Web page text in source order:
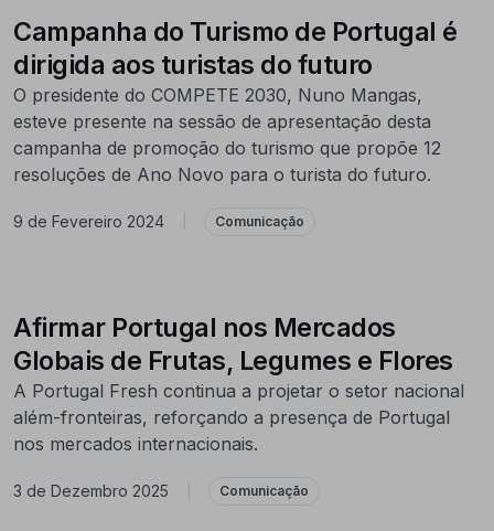
Campanha do Turismo de Portugal é
dirigida aos turistas do futuro
O presidente do COMPETE 2030, Nuno Mangas,
esteve presente na sessão de apresentação desta
campanha de promoção do turismo que propõe 12
resoluções de Ano Novo para o turista do futuro.
9 de Fevereiro 2024 Comunicação
Afirmar Portugal nos Mercados
Globais de Frutas, Legumes e Flores
A Portugal Fresh continua a projetar o setor nacional
além-fronteiras, reforçando a presença de Portugal
nos mercados internacionais.
3 de Dezembro 2025 Comunicação